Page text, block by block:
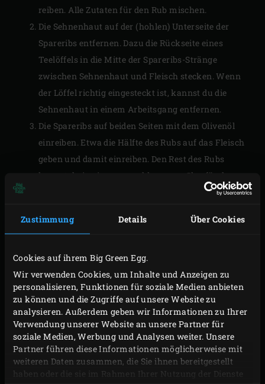
Zustimmung Details Über Cookies
Cookies auf ihrem Big Green Egg.
Wir verwenden Cookies, um Inhalte und Anzeigen zu
personalisieren, Funktionen für soziale Medien anbieten
zu können und die Zugriffe auf unsere Website zu
analysieren. Außerdem geben wir Informationen zu Ihrer
Verwendung unserer Website an unsere Partner für
soziale Medien, Werbung und Analysen weiter. Unsere
Partner führen diese Informationen möglicherweise mit
weiteren Daten zusammen, die Sie ihnen bereitgestellt
haben oder die sie im Rahmen Ihrer Nutzung der Dienste
reiben. Alle Zutaten für den Rub mischen.
Die Sehnenhaut auf der (hohlen) Unterseite der
Spareribs entfernen. Dazu die Rückseite eines
Teelöffels in die Mitte der Spareribs-Stränge
zwischen Sehnenhaut und Fleisch stecken. Wenn
der Löffel richtig eingesteckt ist, kannst du die
Sehnenhaut in einem Arbeitsgang entfernen.
Die Spareribs auf beiden Seiten mit dem Olivenöl
einreiben. Etwa die Hälfte des Rubs auf das Fleisch
geben und damit einreiben. Den Rest des Rubs
kannst du in einem verschlossenen Glas für das
ZUBEREITUNG
Leg 1Hickory-Holzspan und 1 Apfel-Holzspan
die glühende Holzkohle. Stell denconvEGGtormit
rechteckigen Auffangschale
ins EGG. Leg den
Edelstahlrosthinein und stell denBratenkorb-
Rippenhalterdarauf. Die Spareribs in den
Bratenkorb legen und den Deckel des EGGs
schließen. Dadurch wird die Temperatur des EGG